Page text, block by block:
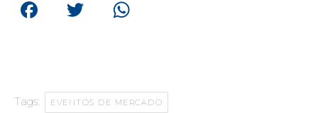
Tags: EVENTOS DE MERCADO